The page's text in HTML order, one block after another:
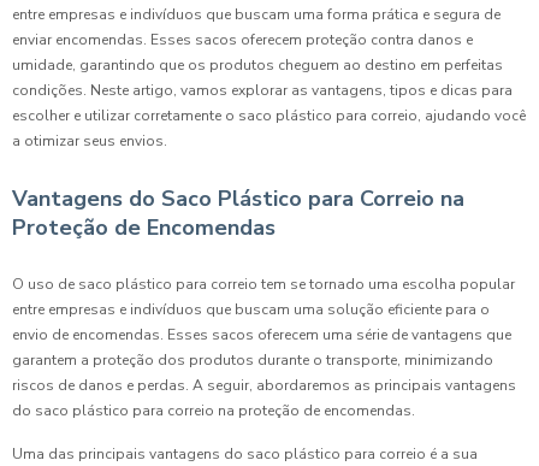
entre empresas e indivíduos que buscam uma forma prática e segura de
enviar encomendas. Esses sacos oferecem proteção contra danos e
umidade, garantindo que os produtos cheguem ao destino em perfeitas
condições. Neste artigo, vamos explorar as vantagens, tipos e dicas para
escolher e utilizar corretamente o saco plástico para correio, ajudando você
a otimizar seus envios.
Vantagens do Saco Plástico para Correio na
Proteção de Encomendas
O uso de saco plástico para correio tem se tornado uma escolha popular
entre empresas e indivíduos que buscam uma solução eficiente para o
envio de encomendas. Esses sacos oferecem uma série de vantagens que
garantem a proteção dos produtos durante o transporte, minimizando
riscos de danos e perdas. A seguir, abordaremos as principais vantagens
do saco plástico para correio na proteção de encomendas.
Uma das principais vantagens do saco plástico para correio é a sua